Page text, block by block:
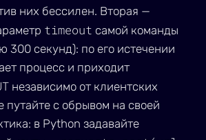
них бессилен. Вторая —
timeout самой команды
300 секунд): по его истечении
процесс и приходит
независимо от клиентских
путайте с обрывом на своей
в Python задавайте